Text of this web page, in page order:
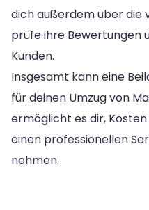
dich außerdem über die
prüfe ihre Bewertungen
Kunden.
Insgesamt kann eine
für deinen Umzug von
ermöglicht es dir,
einen professionellen
nehmen.